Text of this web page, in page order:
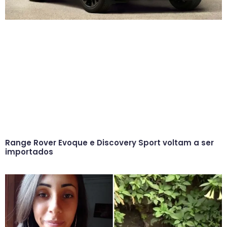
Range Rover Evoque e Discovery Sport voltam a ser
importados